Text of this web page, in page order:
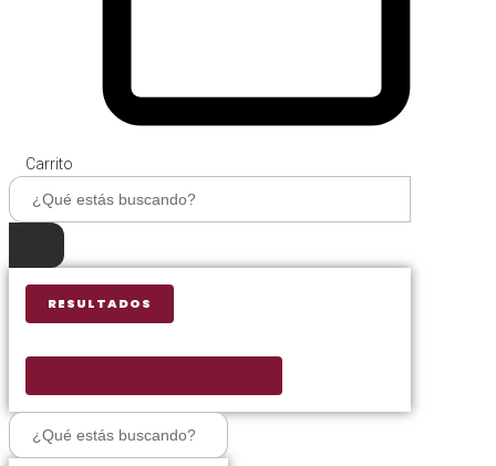
Carrito
Search
...
RESULTADOS
Search
...